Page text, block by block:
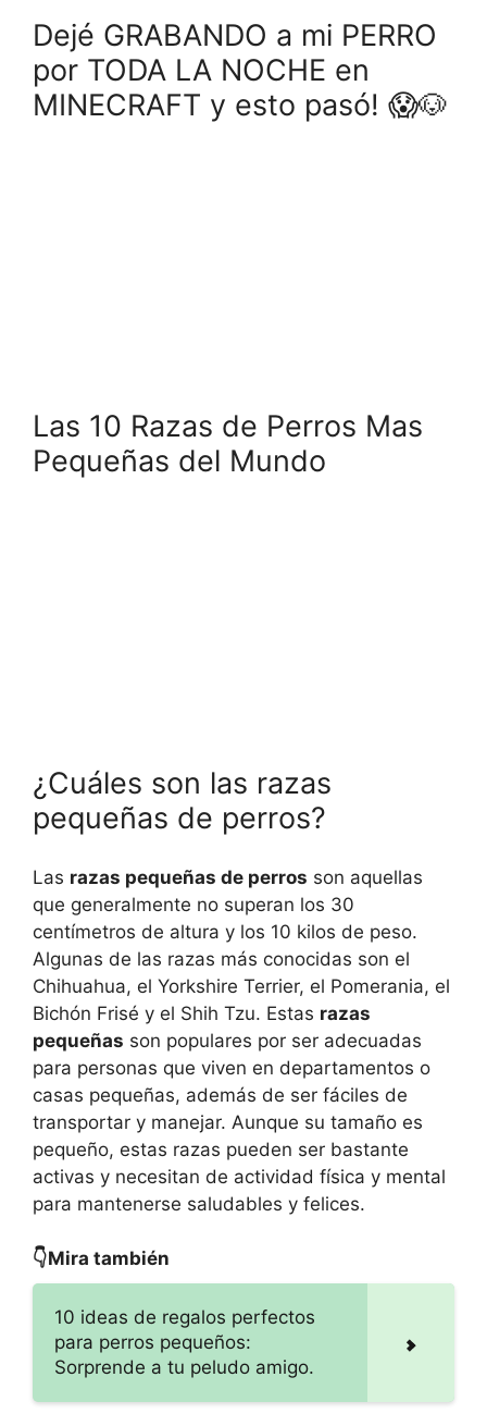
Dejé GRABANDO a mi PERRO
por TODA LA NOCHE en
MINECRAFT y esto pasó! 😱🐶
Las 10 Razas de Perros Mas
Pequeñas del Mundo
¿Cuáles son las razas
pequeñas de perros?
Las razas pequeñas de perros son aquellas
que generalmente no superan los 30
centímetros de altura y los 10 kilos de peso.
Algunas de las razas más conocidas son el
Chihuahua, el Yorkshire Terrier, el Pomerania, el
Bichón Frisé y el Shih Tzu. Estas razas
pequeñas son populares por ser adecuadas
para personas que viven en departamentos o
casas pequeñas, además de ser fáciles de
transportar y manejar. Aunque su tamaño es
pequeño, estas razas pueden ser bastante
activas y necesitan de actividad física y mental
para mantenerse saludables y felices.
👇Mira también
10 ideas de regalos perfectos
para perros pequeños:
Sorprende a tu peludo amigo.